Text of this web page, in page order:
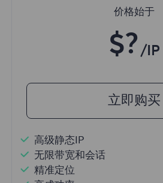
价格始于
$? /IP
立即购买
高级静态IP
无限带宽和会话
精准定位